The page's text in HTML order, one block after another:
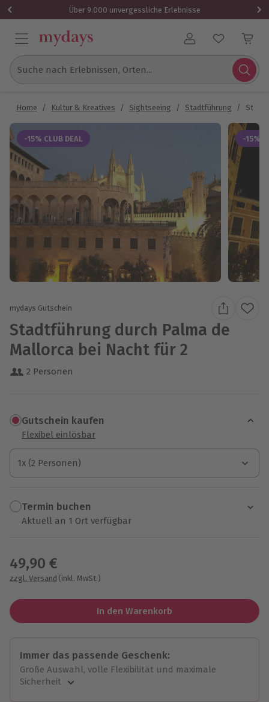
Über 9.000 unvergessliche Erlebnisse
Benutzerkonto
Suche nach Erlebnissen, Orten...
Home / Kultur & Kreatives / Sightseeing / Stadtführung /
-15% CLUB DEAL -15%
mydays Gutschein
Stadtführung durch Palma de
Mallorca bei Nacht für 2
2 Personen
Gutschein kaufen
Flexibel einlösbar
1x (2 Personen)
1x (2 Personen)
1x (2 Personen)
Termin buchen
Aktuell an 1 Ort verfügbar
49,90 €
zzgl. Versand (inkl. MwSt.)
In den Warenkorb
Immer das passende Geschenk:
Große Auswahl, volle Flexibilität und maximale
Sicherheit